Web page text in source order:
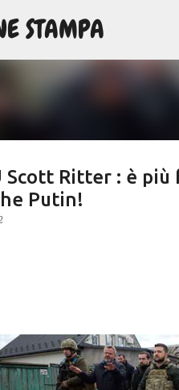
STAMPA
Scott Ritter : è
Putin!